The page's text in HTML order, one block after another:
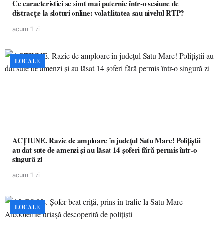
Ce caracteristici se simt mai puternic într-o sesiune de
distracție la sloturi online: volatilitatea sau nivelul RTP?
acum 1 zi
LOCALE
ACȚIUNE. Razie de amploare în județul Satu Mare! Polițiștii
au dat sute de amenzi și au lăsat 14 șoferi fără permis într-o
singură zi
acum 1 zi
LOCALE